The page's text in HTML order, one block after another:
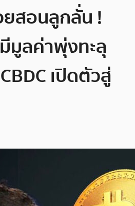
สอนลูกลั่น !
มูลค่าพุ่งทะลุ
เปิดตัวสู่